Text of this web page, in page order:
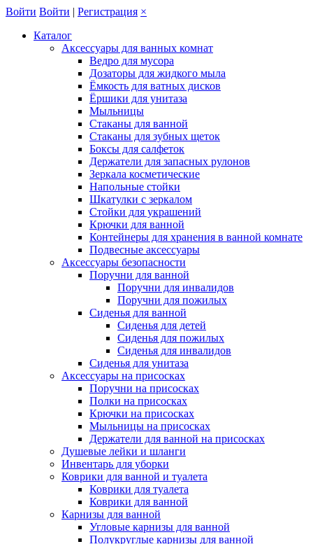
Войти Войти | Регистрация ×
Каталог
Аксессуары для ванных комнат
Ведро для мусора
Дозаторы для жидкого мыла
Ёмкость для ватных дисков
Ёршики для унитаза
Мыльницы
Стаканы для ванной
Стаканы для зубных щеток
Боксы для салфеток
Держатели для запасных рулонов
Зеркала косметические
Напольные стойки
Шкатулки с зеркалом
Стойки для украшений
Крючки для ванной
Контейнеры для хранения в ванной комнате
Подвесные аксессуары
Аксессуары безопасности
Поручни для ванной
Поручни для инвалидов
Поручни для пожилых
Сиденья для ванной
Сиденья для детей
Сиденья для пожилых
Сиденья для инвалидов
Сиденья для унитаза
Аксессуары на присосках
Поручни на присосках
Полки на присосках
Крючки на присосках
Мыльницы на присосках
Держатели для ванной на присосках
Душевые лейки и шланги
Инвентарь для уборки
Коврики для ванной и туалета
Коврики для туалета
Коврики для ванной
Карнизы для ванной
Угловые карнизы для ванной
Полукруглые карнизы для ванной